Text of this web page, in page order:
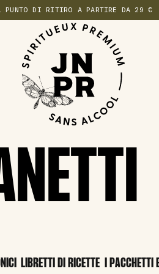
PUNTO DI RITIRO A PARTIRE DA 29 €
LIBRETTI DI RICETTE I PACCHETTI